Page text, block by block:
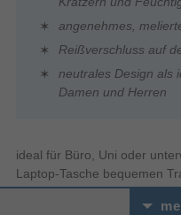
angenehmes,
Reißverschluss auf
neutrales Design als
Damen und Herren
ideal für Büro, Uni oder
Laptop-Tasche bequemen
Schutz vor Schmutz,